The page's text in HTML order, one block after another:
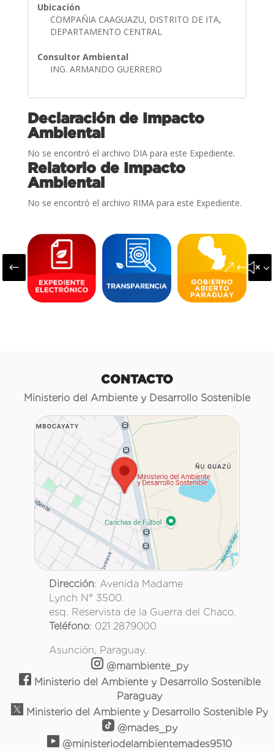
Ubicación
COMPAÑIA CAAGUAZU, DISTRITO DE ITA,
DEPARTAMENTO CENTRAL
Consultor Ambiental
ING. ARMANDO GUERRERO
Declaración de Impacto
Ambiental
No se encontró el archivo DIA para este Expediente.
Relatorio de Impacto
Ambiental
No se encontró el archivo RIMA para este Expediente.
#
CONTACTO
Ministerio del Ambiente y Desarrollo Sostenible
Dirección: Avenida Madame
Lynch N° 3500.
esq. Reservista de la Guerra del Chaco.
Teléfono: 021 2879000
Asunción, Paraguay.
@mambiente_py
Ministerio del Ambiente y Desarrollo Sostenible
Paraguay
Ministerio del Ambiente y Desarrollo Sostenible Py
@mades_py
@ministeriodelambientemades9510